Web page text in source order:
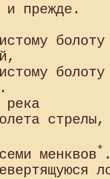
прежде.
болоту
болоту
река
стрелы,
менквов*